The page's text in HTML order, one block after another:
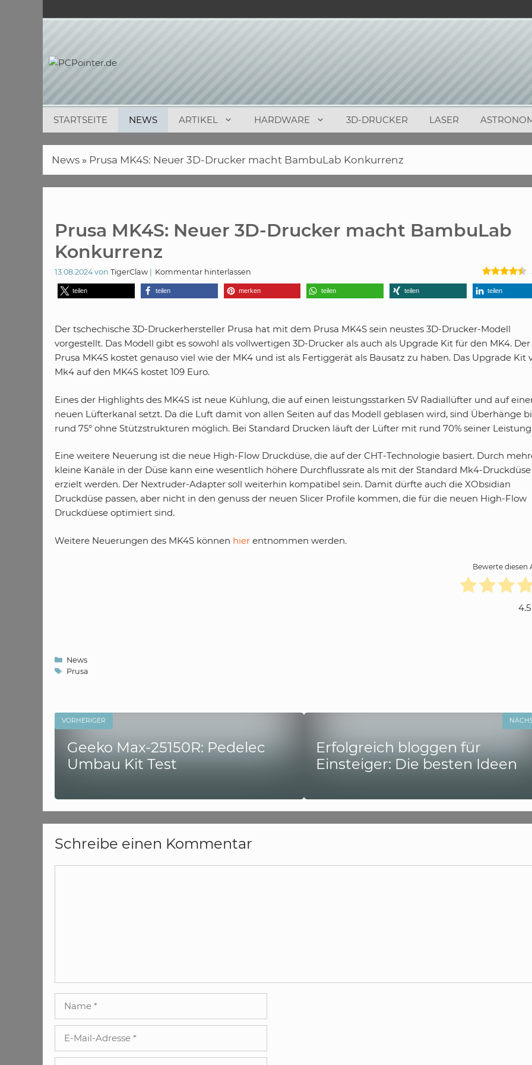
Inhalt
STARTSEITE NEWS ARTIKEL HARDWARE 3D-DRUCKER LASER
News » Prusa MK4S: Neuer 3D-Drucker macht BambuLab Konkurrenz
Prusa MK4S: Neuer 3D-Drucker macht BambuLab
Konkurrenz
13.08.2024 von TigerClaw Kommentar hinterlassen
teilen teilen merken teilen teilen teilen
Der tschechische 3D-Druckerhersteller Prusa hat mit dem Prusa MK4S sein neustes 3D-Drucker-Modell
vorgestellt. Das Modell gibt es sowohl als vollwertigen 3D-Drucker als auch als Upgrade Kit für den MK4. Der
Prusa MK4S kostet genauso viel wie der MK4 und ist als Fertiggerät als Bausatz zu haben. Das Upgrade Kit
Mk4 auf den MK4S kostet 109 Euro.
Eines der Highlights des MK4S ist neue Kühlung, die auf einen leistungsstarken 5V Radiallüfter und auf
neuen Lüfterkanal setzt. Da die Luft damit von allen Seiten auf das Modell geblasen wird, sind Überhänge
rund 75° ohne Stützstrukturen möglich. Bei Standard Drucken läuft der Lüfter mit rund 70% seiner
Eine weitere Neuerung ist die neue High-Flow Druckdüse, die auf der CHT-Technologie basiert. Durch
kleine Kanäle in der Düse kann eine wesentlich höhere Durchflussrate als mit der Standard Mk4-Druckdüse
erzielt werden. Der Nextruder-Adapter soll weiterhin kompatibel sein. Damit dürfte auch die XObsidian
Druckdüse passen, aber nicht in den genuss der neuen Slicer Profile kommen, die für die neuen High-Flow
Druckdüese optimiert sind.
Weitere Neuerungen des MK4S können hier entnommen werden.
Bewerte diesen
4.5
Kategorien
News
Schlagwörter
Prusa
VORHERIGER
Geeko Max-25150R: Pedelec
Umbau Kit Test
Erfolgreich bloggen für
Einsteiger: Die besten Ideen
Schreibe einen Kommentar
Adresse